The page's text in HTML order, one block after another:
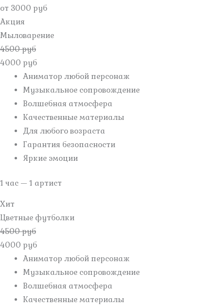
от 3000 руб
Акция
Мыловарение
4500 руб
4000 руб
Аниматор любой персонаж
Музыкальное сопровождение
Волшебная атмосфера
Качественные материалы
Для любого возраста
Гарантия безопасности
Яркие эмоции
1 час — 1 артист
Хит
Цветные футболки
4500 руб
4000 руб
Аниматор любой персонаж
Музыкальное сопровождение
Волшебная атмосфера
Качественные материалы